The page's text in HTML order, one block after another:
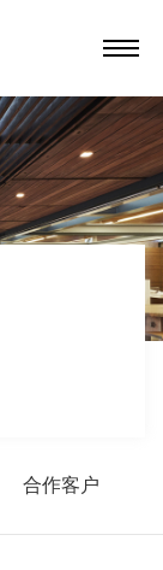
合作客户